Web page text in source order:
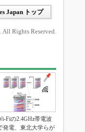
Japan トップ
Rights Reserved.
Fiの2.4GHz帯電波
発電、東北大学らが